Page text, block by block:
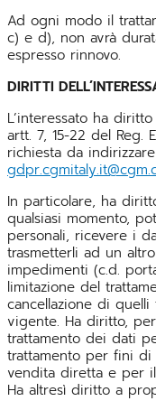
Ad ogni modo il
c) e d), non avrà
espresso rinnovo.
DIRITTI
L’interessato ha
artt. 7, 15-22 del Reg.
richiesta da
In particolare, ha
qualsiasi momento,
personali, ricevere i
trasmetterli ad un
impedimenti (c.d.
limitazione del
cancellazione di
vigente. Ha diritto,
trattamento dei dati
trattamento per fini
vendita diretta e per
Ha altresì diritto a